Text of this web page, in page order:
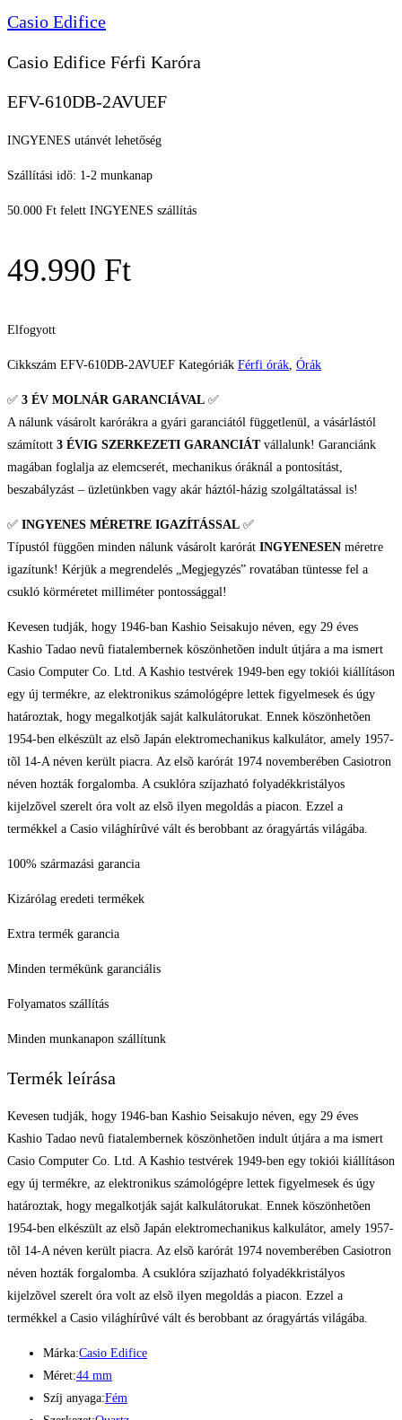
Casio Edifice
Casio Edifice Férfi Karóra
EFV-610DB-2AVUEF
INGYENES utánvét lehetőség
Szállítási idő: 1-2 munkanap
50.000 Ft felett INGYENES szállítás
49.990 Ft
Elfogyott
Cikkszám EFV-610DB-2AVUEF Kategóriák Férfi órák, Órák
✅ 3 ÉV MOLNÁR GARANCIÁVAL ✅
A nálunk vásárolt karórákra a gyári garanciától függetlenül, a vásárlástól
számított 3 ÉVIG SZERKEZETI GARANCIÁTvállalunk! Garanciánk
magában foglalja az elemcserét, mechanikus óráknál a pontosítást,
beszabályzást – üzletünkben vagy akár háztól-házig szolgáltatással is!
✅ INGYENES MÉRETRE IGAZÍTÁSSAL ✅
Típustól függően minden nálunk vásárolt karórát INGYENESEN méretre
igazítunk! Kérjük a megrendelés „Megjegyzés” rovatában tüntesse fel a
csukló körméretet milliméter pontossággal!
Kevesen tudják, hogy 1946-ban Kashio Seisakujo néven, egy 29 éves
Kashio Tadao nevû fiatalembernek köszönhetõen indult útjára a ma ismert
Casio Computer Co. Ltd. A Kashio testvérek 1949-ben egy tokiói kiállításon
egy új termékre, az elektronikus számológépre lettek figyelmesek és úgy
határoztak, hogy megalkotják saját kalkulátorukat. Ennek köszönhetõen
1954-ben elkészült az elsõ Japán elektromechanikus kalkulátor, amely 1957-
tõl 14-A néven került piacra. Az elsõ karórát 1974 novemberében Casiotron
néven hozták forgalomba. A csuklóra szíjazható folyadékkristályos
kijelzõvel szerelt óra volt az elsõ ilyen megoldás a piacon. Ezzel a
termékkel a Casio világhírûvé vált és berobbant az óragyártás világába.
100% származási garancia
Kizárólag eredeti termékek
Extra termék garancia
Minden termékünk garanciális
Folyamatos szállítás
Minden munkanapon szállítunk
Termék leírása
Kevesen tudják, hogy 1946-ban Kashio Seisakujo néven, egy 29 éves
Kashio Tadao nevû fiatalembernek köszönhetõen indult útjára a ma ismert
Casio Computer Co. Ltd. A Kashio testvérek 1949-ben egy tokiói kiállításon
egy új termékre, az elektronikus számológépre lettek figyelmesek és úgy
határoztak, hogy megalkotják saját kalkulátorukat. Ennek köszönhetõen
1954-ben elkészült az elsõ Japán elektromechanikus kalkulátor, amely 1957-
tõl 14-A néven került piacra. Az elsõ karórát 1974 novemberében Casiotron
néven hozták forgalomba. A csuklóra szíjazható folyadékkristályos
kijelzõvel szerelt óra volt az elsõ ilyen megoldás a piacon. Ezzel a
termékkel a Casio világhírûvé vált és berobbant az óragyártás világába.
Márka:Casio Edifice
Méret:44 mm
Szíj anyaga:Fém